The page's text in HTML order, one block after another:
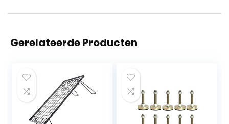
Gerelateerde Producten